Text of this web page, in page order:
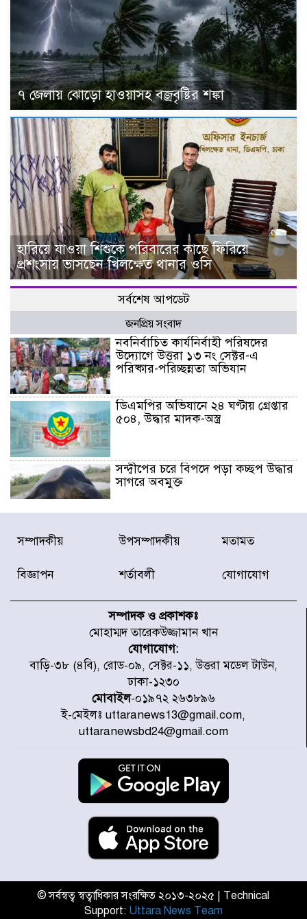
৭ জেলায় ঝোড়ো হাওয়াসহ বজ্রবৃষ্টির শঙ্কা
হারিয়ে যাওয়া শিশুকে পরিবারের কাছে ফিরিয়ে
প্রশংসায় ভাসছেন খিলক্ষেত থানার ওসি
সর্বশেষ আপডেট
জনপ্রিয় সংবাদ
নবনির্বাচিত কার্যনির্বাহী পরিষদের
উদ্যোগে উত্তরা ১৩ নং সেক্টর-এ
পরিষ্কার-পরিচ্ছন্নতা অভিযান
ডিএমপির অভিযানে ২৪ ঘণ্টায় গ্রেপ্তার
৫০৪, উদ্ধার মাদক-অস্ত্র
সন্দ্বীপের চরে বিপদে পড়া কচ্ছপ উদ্ধার
সাগরে অবমুক্ত
মাতারবাড়ী পৌঁছে নির্ধারিত কর্মসূচিতে
যোগ দিয়েছেন প্রধানমন্ত্রী
জেলা কমিটি অনুমোদন
গণঅভ্যুত্থানের তথ্য বিশ্বমিডিয়ায় পৌঁছে
দিতেন আদীব, গুমের চেষ্টা ৩ বার
বাঁশখালীকে বন্যা মুক্ত করার সকল
পদক্ষেপ নেয়া হবে- আসাদুল হাবিব দুলু
বিদ্যুৎ-জ্বালানি খাতে অস্থিরতা তৈরির
চেষ্টা করছে একটি চক্র : প্রধানমন্ত্রী
টাইফুন ‘ডলফিনের’ আঘাতে জাপানে
৫ আহত, চীনে বন্দর বন্ধ
চিকিৎসা খাতে জিডিপির ৫ শতাংশ
সম্পাদকীয় উপসম্পাদকীয় মতামত
বিজ্ঞাপন শর্তাবলী যোগাযোগ
সম্পাদক ও প্রকাশকঃ
মোহাম্মদ তারেকউজ্জামান খান
যোগাযোগ:
বাড়ি-৩৮ (৪বি), রোড-০৯, সেক্টর-১১, উত্তরা মডেল টাউন,
ঢাকা-১২৩০
মোবাইল-০১৯৭২ ২৬৩৮৯৬
ই-মেইলঃ uttaranews13@gmail.com,
uttaranewsbd24@gmail.com
© সর্বস্বত্ব স্বত্বাধিকার সংরক্ষিত ২০১৩-২০২৫ | Technical
Support: Uttara News Team